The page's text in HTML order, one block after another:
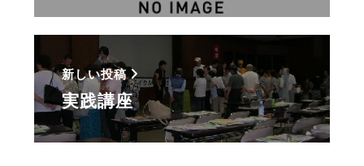
新しい投稿
実践講座